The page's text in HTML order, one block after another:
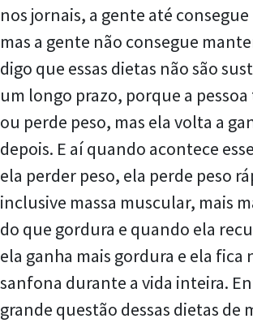
nos jornais, a gente até
mas a gente não consegue
digo que essas dietas não são
um longo prazo, porque a
ou perde peso, mas ela volta a
depois. E aí quando acontece
ela perder peso, ela perde peso
inclusive massa muscular, mais
do que gordura e quando ela
ela ganha mais gordura e ela fica
sanfona durante a vida inteira.
grande questão dessas dietas de